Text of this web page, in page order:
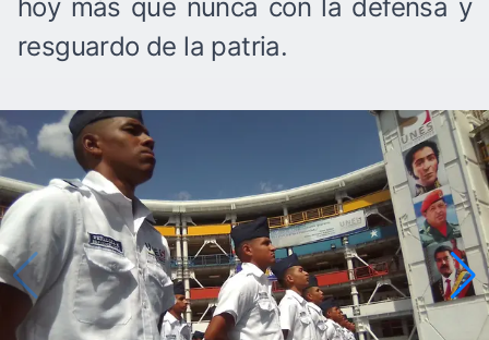
hoy más que nunca con la defensa y
resguardo de la patria.